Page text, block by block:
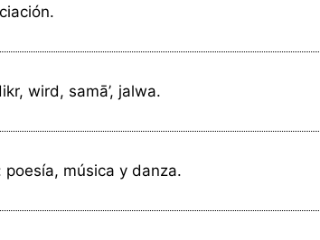
wird, samā’, jalwa.
música y danza.